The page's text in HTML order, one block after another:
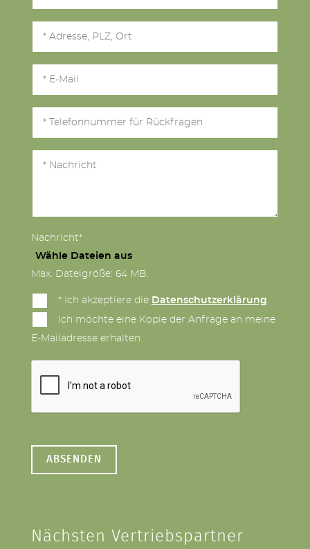
Nachricht*
Wähle Dateien aus
Max. Dateigröße: 64 MB.
* Ich akzeptiere die Datenschutzerklärung.
Ich möchte eine Kopie der Anfrage an meine
E-Mailadresse erhalten.
Nächsten Vertriebspartner